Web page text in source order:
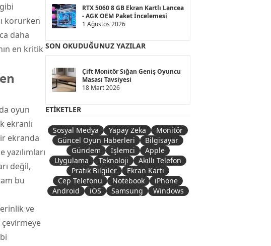
korurken
daha
en kritik
oyun
ekranlı
ekranda
değil,
bu
ve
RTX 5060 8 GB Ekran Kartlı Lancea
- AGK OEM Paket İncelemesi
1 Ağustos 2026
SON OKUDUĞUNUZ YAZILAR
Çift Monitör Sığan Geniş Oyuncu
Masası Tavsiyesi
18 Mart 2026
ETIKETLER
Sosyal Medya Yapay Zeka
Monitör
Güncel Oyun Haberleri
Bilgisayar
Gündem
İşlemci
Apple
Uygulama
Teknoloji
Akıllı Telefon
Pratik Bilgiler
Ekran Kartı
Cep Telefonu
Notebook
iPhone
Android
iOS Samsung Windows